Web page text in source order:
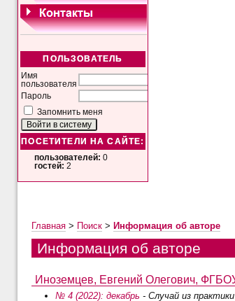
ПОЛЬЗОВАТЕЛЬ
Имя
пользователя
Пароль
Запомнить меня
ПОСЕТИТЕЛИ НА САЙТЕ:
пользователей: 0
гостей: 2
Главная> Поиск> Информация об авторе
Информация об авторе
Иноземцев, Евгений Олегович,
№ 4 (2022): декабрь - Случай из практики